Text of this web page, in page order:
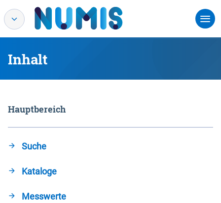
Inhalt
Hauptbereich
Suche
Kataloge
Messwerte